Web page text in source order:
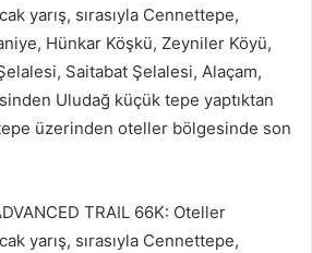
yarış, sırasıyla Cennettepe,
Hünkar Köşkü, Zeyniler Köyü,
Saitabat Şelalesi, Alaçam,
Uludağ küçük tepe yaptıktan
üzerinden oteller bölgesinde son
TRAIL 66K: Oteller
yarış, sırasıyla Cennettepe,